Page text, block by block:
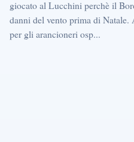
giocato al Lucchini perchè il
danni del vento prima di
per gli arancioneri osp...